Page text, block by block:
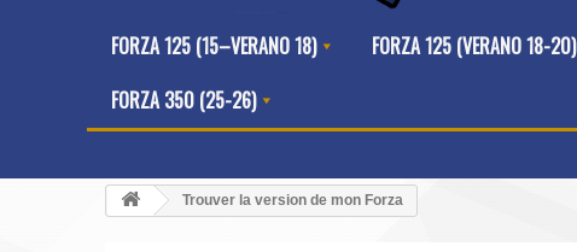
FORZA 125 (15–VERANO 18) FORZA 125 (VERANO 18-20)
FORZA 350 (25-26)
Trouver la version de mon Forza